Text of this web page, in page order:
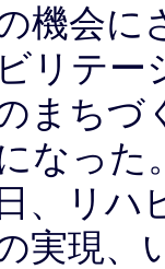
機会に
リテー
まちづ
なった。
、リハ
実現、